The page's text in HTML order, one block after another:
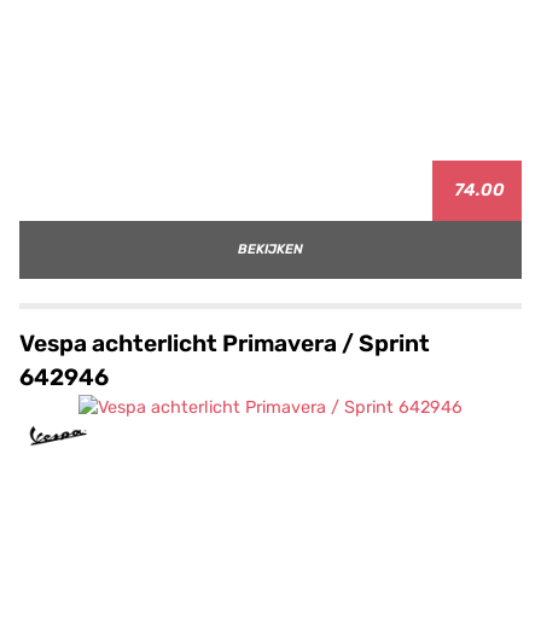
74.00
BEKIJKEN
Vespa achterlicht Primavera / Sprint
642946